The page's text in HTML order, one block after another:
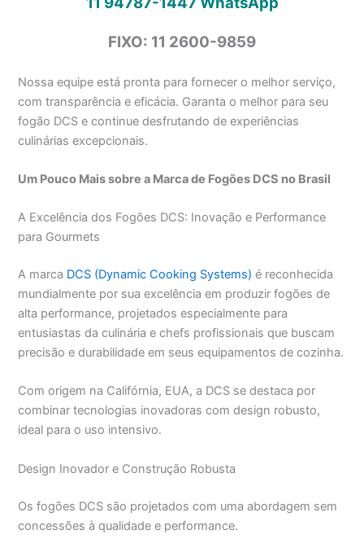
FIXO: 11 2600-9859
Nossa equipe está pronta para fornecer o melhor serviço,
com transparência e eficácia. Garanta o melhor para seu
fogão DCS e continue desfrutando de experiências
culinárias excepcionais.
Um Pouco Mais sobre a Marca de Fogões DCS no Brasil
A Excelência dos Fogões DCS: Inovação e Performance
para Gourmets
A marca DCS (Dynamic Cooking Systems) é reconhecida
mundialmente por sua excelência em produzir fogões de
alta performance, projetados especialmente para
entusiastas da culinária e chefs profissionais que buscam
precisão e durabilidade em seus equipamentos de cozinha.
Com origem na Califórnia, EUA, a DCS se destaca por
combinar tecnologias inovadoras com design robusto,
ideal para o uso intensivo.
Design Inovador e Construção Robusta
Os fogões DCS são projetados com uma abordagem sem
concessões à qualidade e performance.